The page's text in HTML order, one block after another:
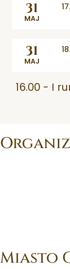
31
MAJ
31
MAJ
16.00 - I
Miasto